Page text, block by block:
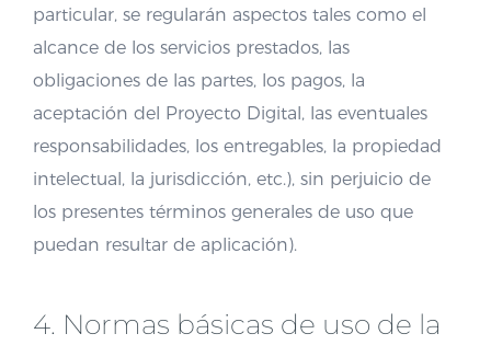
particular, se regularán aspectos tales como el
alcance de los servicios prestados, las
obligaciones de las partes, los pagos, la
aceptación del Proyecto Digital, las eventuales
responsabilidades, los entregables, la propiedad
intelectual, la jurisdicción, etc.), sin perjuicio de
los presentes términos generales de uso que
puedan resultar de aplicación).
4. Normas básicas de uso de la